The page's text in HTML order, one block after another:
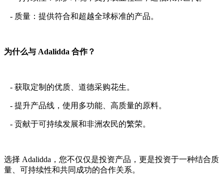
- 质量：提供符合和超越全球标准的产品。
为什么与 Adalidda 合作？
- 获取定制的优质、道德采购花生。
- 提升产品线，使用多功能、高质量的原料。
- 贡献于可持续发展和非洲农民的繁荣。
选择 Adalidda，您不仅仅是投资产品，更是投资于一种结合质
量、可持续性和共同成功的合作关系。